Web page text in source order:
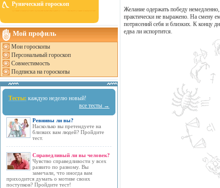
Рунический гороскоп
Мой профиль
Мои гороскопы
Персональный гороскоп
Совместимость
Подписка на гороскопы
Тесты: каждую неделю новый!
все тесты →
Ревнивы ли вы?
Насколько вы претендуете на
близких вам людей? Пройдите
тест.
Справедливый ли вы человек?
Чувство справедливости у всех
развито по разному. Вы
замечали, что иногда вам
приходится думать о мотиве своих
поступков? Пройдите тест!
Желание одержать победу
практически не выражено. На смену
потрясений себя и близких. К концу
едва ли испортится.